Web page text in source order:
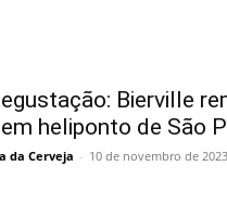
Bierville
heliponto de São
da Cerveja - 10 de novembro de 2023